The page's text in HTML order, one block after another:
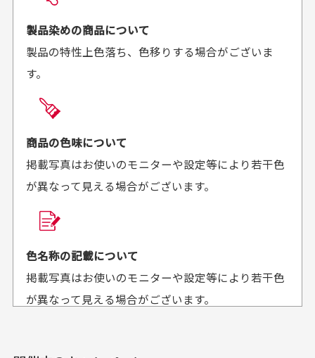
がとうございます。丁寧
に梱包されていて、商品
の状態も良好でした。気
があればよろしくお願い
来ました。またお願いし
セールかつポイント
も使えて、お得に購
入出来ました
セールかつポイントも使
おります
欲しかったスカートが購
お届け希望日時をご指定頂けます。
ご注文時にご指定下さい。
商品の受け渡しは、ゆうパックでの配送のみとさせて
頂いております。
商品購入からどれくらいで発送してもらえます
か？
平日午前9時までのご注文で最短当日発送させて頂いて
せて頂いております。
製品染めの商品について
製品の特性上色落ち、色移りする場合がございま
す。
商品の色味について
掲載写真はお使いのモニターや設定等により若干色
が異なって見える場合がございます。
色名称の記載について
掲載写真はお使いのモニターや設定等により若干色
が異なって見える場合がございます。